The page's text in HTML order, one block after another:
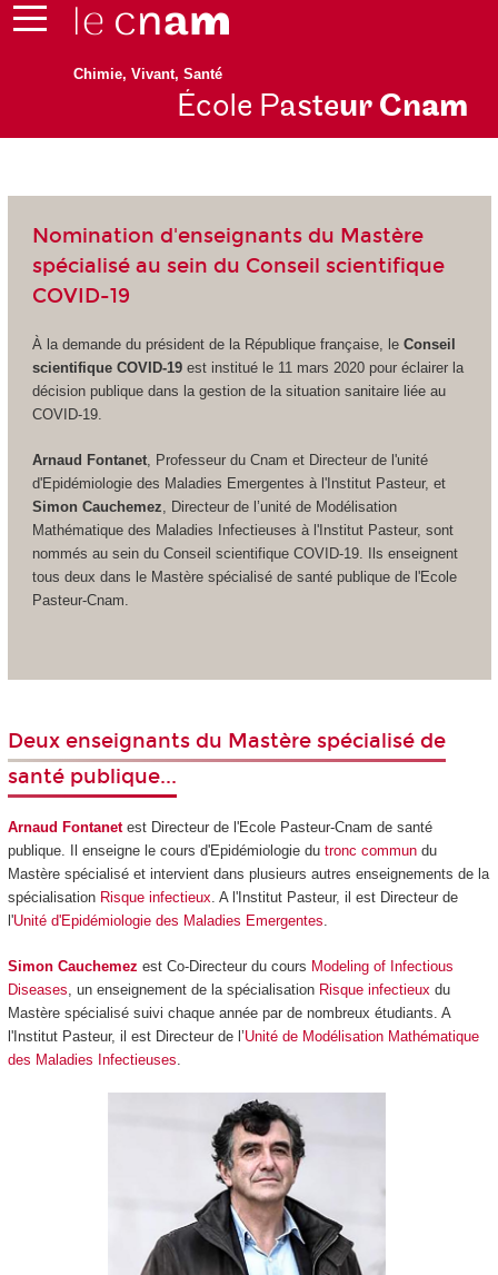
Chimie, Vivant, Santé
École Pasteur Cnam
Nomination d'enseignants du Mastère
spécialisé au sein du Conseil scientifique
COVID-19
À la demande du président de la République française, le Conseil
scientifique COVID-19est institué le 11 mars 2020 pour éclairer la
décision publique dans la gestion de la situation sanitaire liée au
COVID-19.
Arnaud Fontanet, Professeur du Cnam et Directeur de l'unité
d'Epidémiologie des Maladies Emergentes à l'Institut Pasteur, et
Simon Cauchemez , Directeur de l’unité de Modélisation
Mathématique des Maladies Infectieuses à l'Institut Pasteur, sont
nommés au sein du Conseil scientifique COVID-19. Ils enseignent
tous deux dans le Mastère spécialisé de santé publique de l'Ecole
Pasteur-Cnam.
Deux enseignants du Mastère spécialisé de
santé publique...
Arnaud Fontanet est Directeur de l'Ecole Pasteur-Cnam de santé
publique. Il enseigne le cours d'Epidémiologie du tronc commundu
Mastère spécialisé et intervient dans plusieurs autres enseignements de la
spécialisation Risque infectieux. A l'Institut Pasteur, il est Directeur de
l'Unité d'Epidémiologie des Maladies Emergentes.
Simon Cauchemez est Co-Directeur du cours Modeling of Infectious
Diseases , un enseignement de la spécialisation Risque infectieux du
Mastère spécialisé suivi chaque année par de nombreux étudiants. A
l'Institut Pasteur, il est Directeur de l’Unité de Modélisation Mathématique
des Maladies Infectieuses